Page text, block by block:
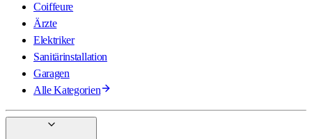
Coiffeure
Ärzte
Elektriker
Sanitärinstallation
Garagen
Alle Kategorien